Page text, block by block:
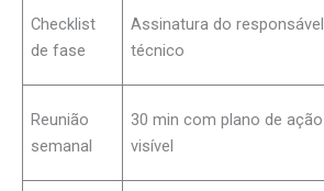
Checklist
de fase
Assinatura do responsável
técnico
Reunião
semanal
30 min com plano de ação
visível